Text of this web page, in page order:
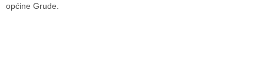
općine Grude.